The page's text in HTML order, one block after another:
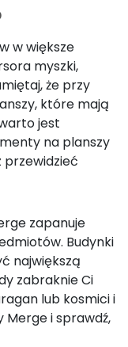
w większe
myszki,
że przy
które mają
jest
na planszy
przewidzieć
zapanuje
Budynki
największą
zabraknie Ci
lub kosmici i
i sprawdź,